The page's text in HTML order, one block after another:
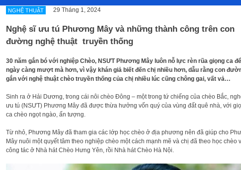
NGHỆ THUẬT 29 Tháng 1, 2024
Nghệ sĩ ưu tú Phương Mây và những thành công trên con
đường nghệ thuật truyền thống
30 năm gắn bó với nghiệp Chèo, NSƯT Phương Mây luôn nỗ lực rèn rũa giọng ca để
ngày càng mượt mà hơn, vì vậy khán giả biết đến chị nhiều hơn, dẫu rằng con
gắn với nghệ thuật chèo truyền thống của chị nhiều lúc cũng chông gai, vất vả…
Sinh ra ở Hải Dương, trong cái nôi chèo Đông – một trong tứ chiếng của chèo Bắc,
ưu tú (NSƯT) Phương Mây đã được thừa hưởng vốn quý của vùng đất quê nhà, với
ca chèo ngọt ngào, ấn tượng.
Từ nhỏ, Phương Mây đã tham gia các lớp học chèo ở địa phương nên đã giúp cho
Mây nuôi một quyết tâm theo nghiệp chèo một cách mạnh mẽ và chị đã theo học chèo
công tác ở Nhà hát Chèo Hưng Yên, rồi Nhà hát Chèo Hà Nội.